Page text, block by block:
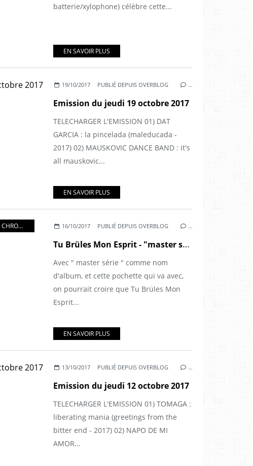
batterie/xylophone) célèbre cette...
EN SAVOIR PLUS
19/10/2017 PUBLIÉ DEPUIS OVERBLOG …
Emission du jeudi 19 octobre 2017
TELECHARGER L'EMISSION 01) DAT
GARCIA : la pincelada (maleducada -
2017) 02) MAUSKOVIC DANCE BAND : it's
all mauskovic...
EN SAVOIR PLUS
CHRONIQUES 16/10/2017 PUBLIÉ DEPUIS OVERBLOG …
Tu Brüles Mon Esprit - "master série" (2017)
Avec " master série " comme nom
d'album, et cette pochette qui va avec,
on pourrait croire que Tu Brüles Mon
Esprit...
EN SAVOIR PLUS
13/10/2017 PUBLIÉ DEPUIS OVERBLOG …
Emission du jeudi 12 octobre 2017
TELECHARGER L'EMISSION 01) TOMAGA :
liberating mania (greetings from the
bitter end - 2017) 02) NAPO DE MI
AMOR...